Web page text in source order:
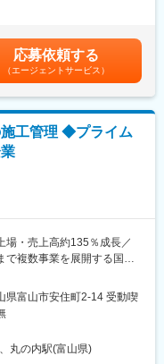
学共同研究やベンチャー企
きながら、世界のモノづく
験からスタートしており、
など異業種からの転職者が
出張あり
※部品や建材(鉄骨)などの材
す。大手企業含め多くの企
りがいの大きいポジショ
機械の基礎と業務の流れ
あり。
お持ちの知識やノウハウ
の期間をかけて習得をして
り、OJT形式で指導いた
業手当■販売促進手当（歩
歳 13年目 ５０
金はあくまでも目安の金
性があります。月給(月額)は
応募依頼する
（エージェントサービス）
施工管理 ◆プライム
場・売上高約135％成長／
で複数事業を展開する国内
高めながらスキルの幅も広
富山県の大手電子工場を担
県富山市安住町2-14 受動喫
丸の内駅(富山県)